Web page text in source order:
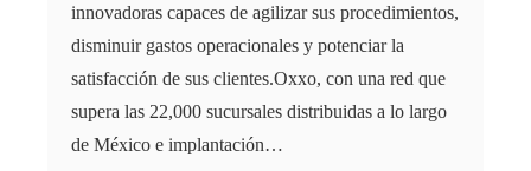
innovadoras capaces de agilizar sus procedimientos,
disminuir gastos operacionales y potenciar la
satisfacción de sus clientes.Oxxo, con una red que
supera las 22,000 sucursales distribuidas a lo largo
de México e implantación…